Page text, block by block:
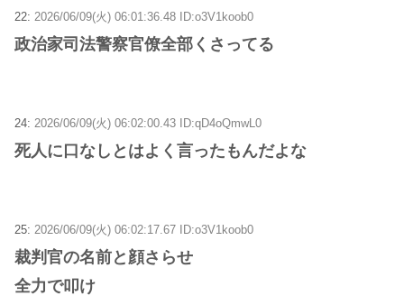
22: 2026/06/09(火) 06:01:36.48 ID:o3V1koob0
政治家司法警察官僚全部くさってる
24: 2026/06/09(火) 06:02:00.43 ID:qD4oQmwL0
死人に口なしとはよく言ったもんだよな
25: 2026/06/09(火) 06:02:17.67 ID:o3V1koob0
裁判官の名前と顔さらせ
全力で叩け